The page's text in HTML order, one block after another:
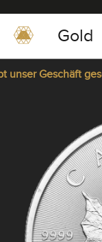
Gold
Geschäft